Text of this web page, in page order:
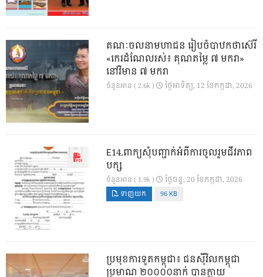
គណៈចលនាមហាជន រៀបចំបាឋកថាស៊េរី
«កេរដំណែលរស់៖ គុណតម្លៃ ៧ មករា»
នៅវិមាន ៧ មករា
ចំនួនអាន ( 2.6k ) ថ្ងៃ​អាទិត្យ, 12 ខែ​កក្កដា, 2026
E14.ពាក្យសុំបញ្ជាក់អំពីការចូលរួមជីវភាព
បក្ស
ចំនួនអាន ( 1.9k ) ថ្ងៃ​ចន្ទ, 20 ខែ​កក្កដា, 2026
ទាញយក 96 KB
ប្រមុខការទូតកម្ពុជា៖ ជនស៊ីវិលកម្ពុជា
ប្រមាណ ២០០០០នាក់ បានក្លាយ